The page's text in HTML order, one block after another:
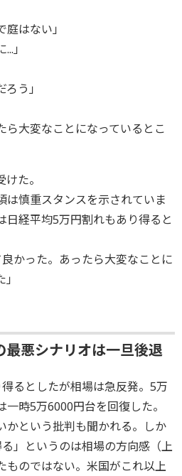
庭はない」
」
う」
ら大変なことになっているとこ
た。
は慎重スタンスを示されていま
日経平均5万円割れもあり得ると
良かった。あったら大変なことに
最悪シナリオは一旦後退
るとしたが相場は急反発。5万
時5万6000円台を回復した。
かという批判も聞かれる。しか
」というのは相場の方向感（上
ものではない。米国がこれ以上